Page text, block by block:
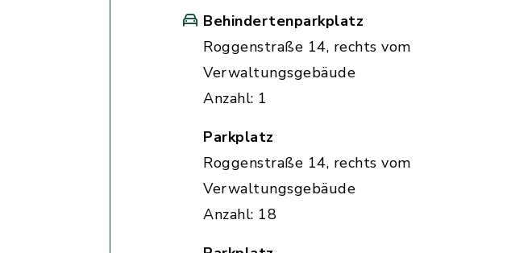
Behindertenparkplatz
Roggenstraße 14, rechts vom
Verwaltungsgebäude
Anzahl: 1
Parkplatz
Roggenstraße 14, rechts vom
Verwaltungsgebäude
Anzahl: 18